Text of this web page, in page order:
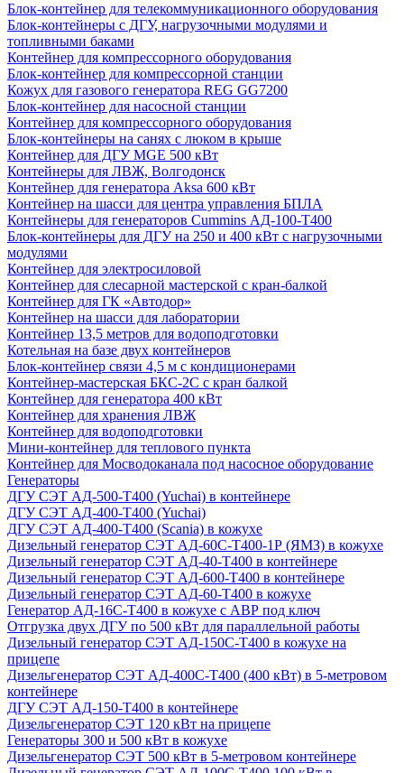
Блок-контейнер для телекоммуникационного оборудования
Блок-контейнеры с ДГУ, нагрузочными модулями и
топливными баками
Контейнер для компрессорного оборудования
Блок-контейнер для компрессорной станции
Кожух для газового генератора REG GG7200
Блок-контейнер для насосной станции
Контейнер для компрессорного оборудования
Блок-контейнеры на санях с люком в крыше
Контейнер для ДГУ MGE 500 кВт
Контейнеры для ЛВЖ, Волгодонск
Контейнер для генератора Aksa 600 кВт
Контейнер на шасси для центра управления БПЛА
Контейнеры для генераторов Cummins АД-100-Т400
Блок-контейнеры для ДГУ на 250 и 400 кВт с нагрузочными
модулями
Контейнер для электросиловой
Контейнер для слесарной мастерской с кран-балкой
Контейнер для ГК «Автодор»
Контейнер на шасси для лаборатории
Контейнер 13,5 метров для водоподготовки
Котельная на базе двух контейнеров
Блок-контейнер связи 4,5 м с кондиционерами
Контейнер-мастерская БКС-2С с кран балкой
Контейнер для генератора 400 кВт
Контейнер для хранения ЛВЖ
Контейнер для водоподготовки
Мини-контейнер для теплового пункта
Контейнер для Мосводоканала под насосное оборудование
Генераторы
ДГУ СЭТ АД-500-Т400 (Yuchai) в контейнере
ДГУ СЭТ АД-400-Т400 (Yuchai)
ДГУ СЭТ АД-400-Т400 (Scania) в кожухе
Дизельный генератор СЭТ АД-60С-Т400-1Р (ЯМЗ) в кожухе
Дизельный генератор СЭТ АД-40-Т400 в контейнере
Дизельный генератор СЭТ АД-600-Т400 в контейнере
Дизельный генератор СЭТ АД-60-Т400 в кожухе
Генератор АД-16С-Т400 в кожухе с АВР под ключ
Отгрузка двух ДГУ по 500 кВт для параллельной работы
Дизельный генератор СЭТ АД-150С-Т400 в кожухе на
прицепе
Дизельгенератор СЭТ АД-400С-Т400 (400 кВт) в 5-метровом
контейнере
ДГУ СЭТ АД-150-Т400 в контейнере
Дизельгенератор СЭТ 120 кВт на прицепе
Генераторы 300 и 500 кВт в кожухе
Дизельгенератор СЭТ 500 кВт в 5-метровом контейнере